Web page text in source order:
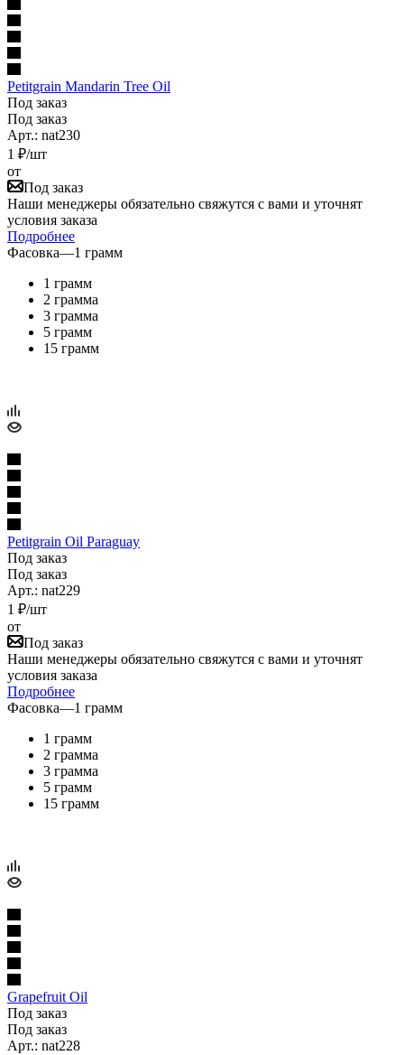
Petitgrain Mandarin Tree Oil
Под заказ
Под заказ
Арт.: nat230
1 ₽/шт
от
Под заказ
Наши менеджеры обязательно свяжутся с вами и уточнят
условия заказа
Подробнее
Фасовка—1 грамм
1 грамм
2 грамма
3 грамма
5 грамм
15 грамм
Petitgrain Oil Paraguay
Под заказ
Под заказ
Арт.: nat229
1 ₽/шт
от
Под заказ
Наши менеджеры обязательно свяжутся с вами и уточнят
условия заказа
Подробнее
Фасовка—1 грамм
1 грамм
2 грамма
3 грамма
5 грамм
15 грамм
Grapefruit Oil
Под заказ
Под заказ
Арт.: nat228